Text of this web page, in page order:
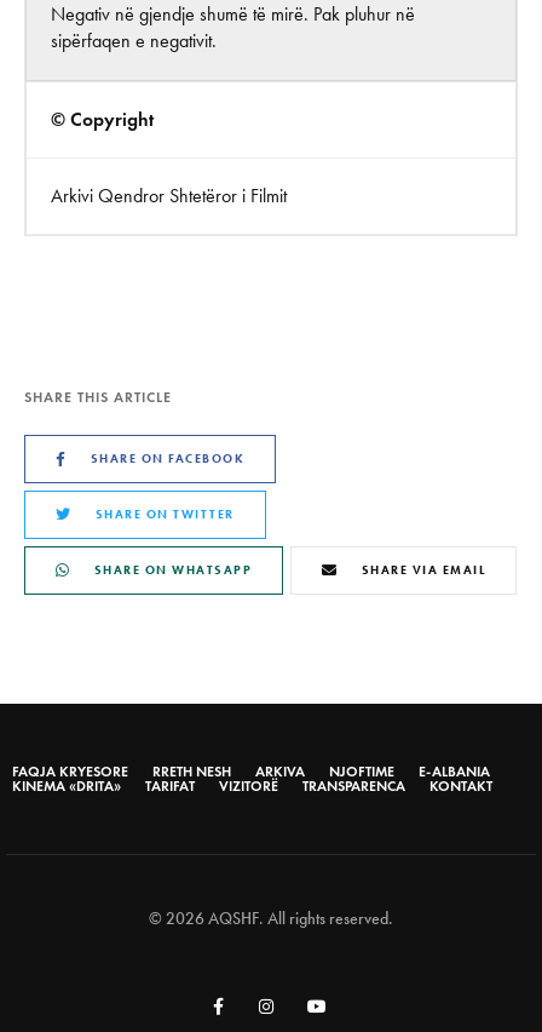
Negativ në gjendje shumë të mirë. Pak pluhur në
sipërfaqen e negativit.
© Copyright
Arkivi Qendror Shtetëror i Filmit
SHARE THIS ARTICLE
SHARE ON FACEBOOK
SHARE ON TWITTER
SHARE ON WHATSAPP SHARE VIA EMAIL
FAQJA KRYESORE RRETH NESH ARKIVA NJOFTIME
E-ALBANIA
KINEMA «DRITA»
TARIFAT VIZITORË TRANSPARENCA KONTAKT
© 2026 AQSHF. All rights reserved.